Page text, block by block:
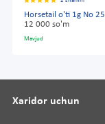
Horsetail o'ti 1g No 25
12 000 so'm
Mavjud
Xaridor uchun